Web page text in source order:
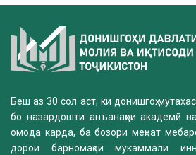
Беш аз 30 сол аст, ки донишгоҳ
бо назардошти анъанаҳои академӣ ва
омода карда, ба бозори меҳнат
дорои барномаҳои мукаммали